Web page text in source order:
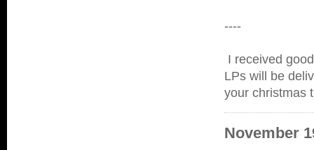
----
I received
LPs will be
your christmas
November